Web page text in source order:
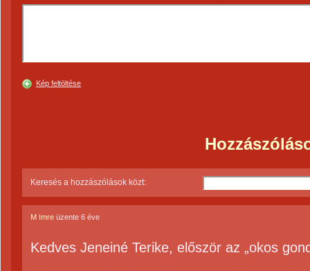
Kép feltöltése
Keresés a hozzászólások közt:
M Imre üzente 6 éve
Kedves Jeneiné Terike, először az „okos